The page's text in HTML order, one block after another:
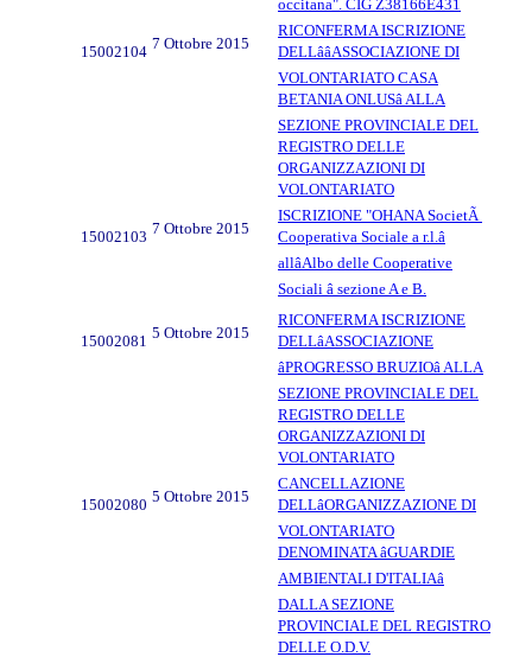
occitana". CIG Z38166E431
15002104 7 Ottobre 2015
RICONFERMA ISCRIZIONE
DELLââASSOCIAZIONE DI
VOLONTARIATO CASA
BETANIA ONLUSâ ALLA
SEZIONE PROVINCIALE DEL
REGISTRO DELLE
ORGANIZZAZIONI DI
VOLONTARIATO
15002103 7 Ottobre 2015
ISCRIZIONE "OHANA SocietÃ
Cooperativa Sociale a r.l.â
allâAlbo delle Cooperative
Sociali â sezione A e B.
15002081 5 Ottobre 2015
RICONFERMA ISCRIZIONE
DELLâASSOCIAZIONE
âPROGRESSO BRUZIOâ ALLA
SEZIONE PROVINCIALE DEL
REGISTRO DELLE
ORGANIZZAZIONI DI
VOLONTARIATO
15002080 5 Ottobre 2015
CANCELLAZIONE
DELLâORGANIZZAZIONE DI
VOLONTARIATO
DENOMINATA âGUARDIE
AMBIENTALI D'ITALIAâ
DALLA SEZIONE
PROVINCIALE DEL REGISTRO
DELLE O.D.V.